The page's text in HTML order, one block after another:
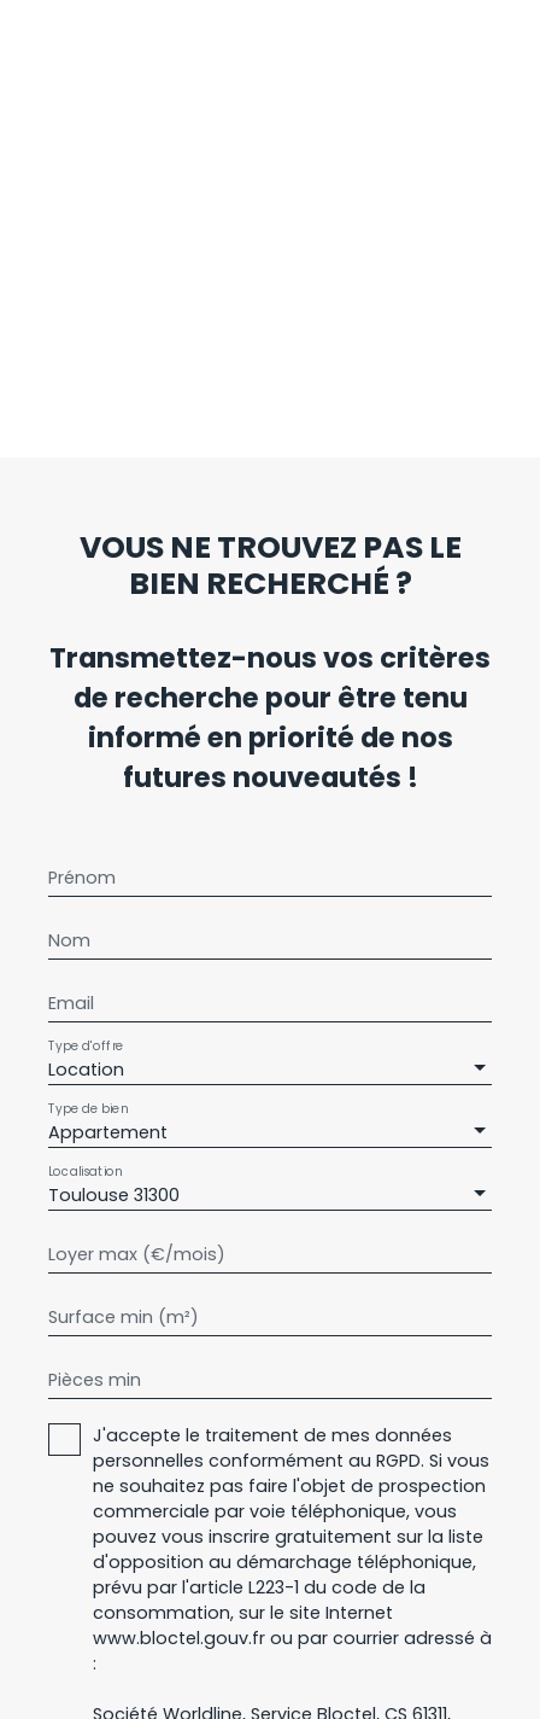
VOUS NE TROUVEZ PAS LE
BIEN RECHERCHÉ ?
Transmettez-nous vos critères
de recherche pour être tenu
informé en priorité de nos
futures nouveautés !
Prénom
Nom
Email
Location
Type d'offre
Appartement
Type de bien
Toulouse 31300
Localisation
Loyer max (€/mois)
Surface min (m²)
Pièces min
J'accepte le traitement de mes données
personnelles conformément au RGPD. Si vous
ne souhaitez pas faire l'objet de prospection
commerciale par voie téléphonique, vous
pouvez vous inscrire gratuitement sur la liste
d'opposition au démarchage téléphonique,
prévu par l'article L223-1 du code de la
consommation, sur le site Internet
www.bloctel.gouv.fr ou par courrier adressé à
:
Société Worldline, Service Bloctel, CS 61311,